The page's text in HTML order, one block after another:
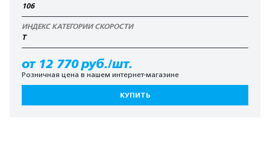
106
ИНДЕКС КАТЕГОРИИ СКОРОСТИ
T
от 12 770 руб./шт.
Розничная цена в нашем интернет-магазине
КУПИТЬ